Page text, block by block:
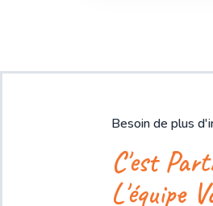
Besoin de plus
C'est
L'équipe